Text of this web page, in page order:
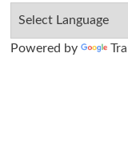
Powered by